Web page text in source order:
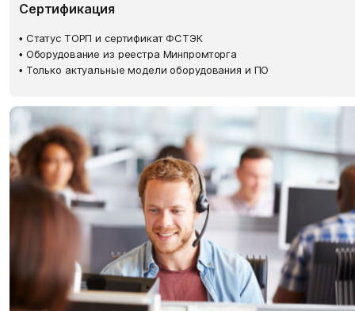
Сертификация
• Статус ТОРП и сертификат ФСТЭК
• Оборудование из реестра Минпромторга
• Только актуальные модели оборудования и ПО